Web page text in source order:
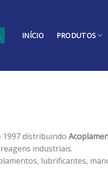
INÍCIO PRODUTOS
1997 distribuindo
industriais.
lubrificantes,